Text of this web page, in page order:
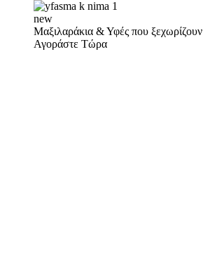
new
Μαξιλαράκια & Υφές που ξεχωρίζουν
Αγοράστε Τώρα